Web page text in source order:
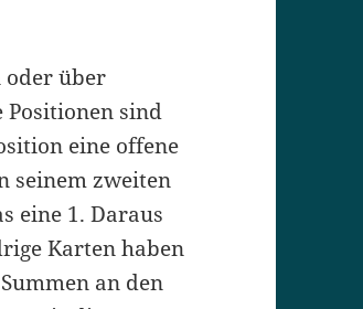
oder über
Positionen sind
eine offene
seinem zweiten
eine 1. Daraus
Karten haben
an den